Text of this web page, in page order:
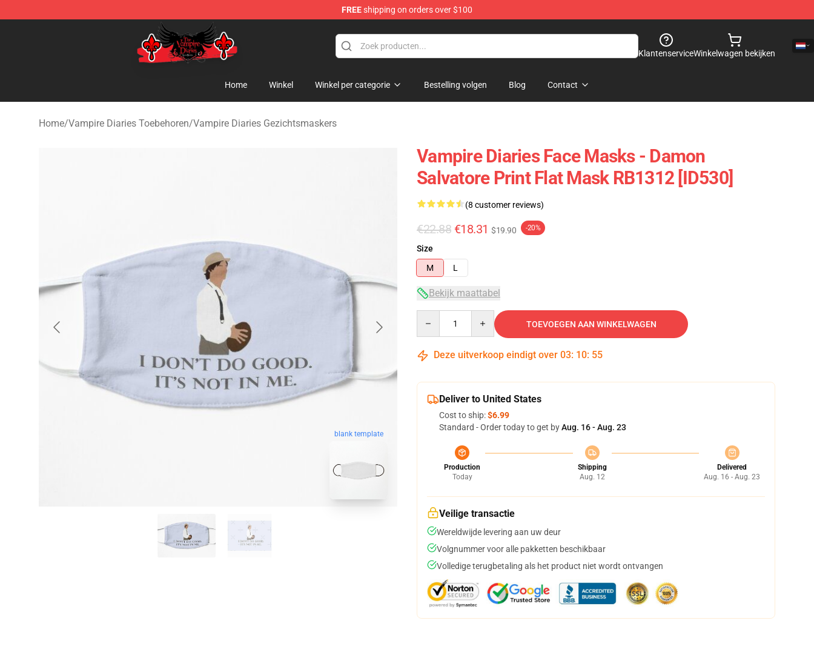
FREEshipping on orders over $100
The Vampire Diaries Shop - Official The Vampire Diaries Merchandise Store
KlantenserviceWinkelwagen bekijken
Home Winkel Winkel per categorie Bestelling volgen Blog Contact
Home/Vampire Diaries Toebehoren/Vampire Diaries Gezichtsmaskers
blank template
Vampire Diaries Face Masks - Damon
Salvatore Print Flat Mask RB1312 [ID530]
(8 customer reviews)
€22.88 €18.31 $19.90 -20%
Size
M
L
Bekijk maattabel
TOEVOEGEN AAN WINKELWAGEN
Deze uitverkoop eindigt over 03: 10: 54
Deliver to United States
Cost to ship:$6.99
Standard - Order today to get byAug. 16 - Aug. 23
Production
Today
Shipping
Aug. 12
Delivered
Aug. 16 - Aug. 23
Veilige transactie
Wereldwijde levering aan uw deur
Volgnummer voor alle pakketten beschikbaar
Volledige terugbetaling als het product niet wordt ontvangen